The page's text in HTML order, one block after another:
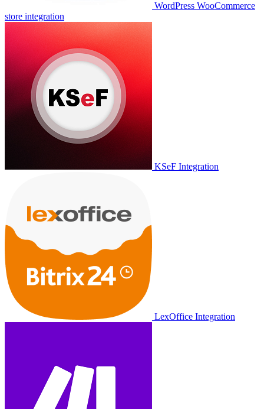
WordPress WooCommerce
store integration
KSeF Integration
LexOffice Integration